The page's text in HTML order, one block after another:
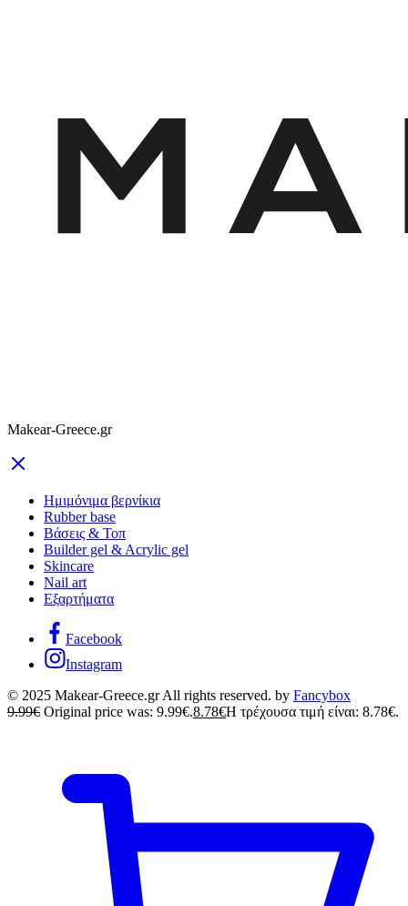
Makear-Greece.gr
Ημιμόνιμα βερνίκια
Rubber base
Βάσεις & Τοπ
Builder gel & Acrylic gel
Skincare
Nail art
Εξαρτήματα
Facebook
Instagram
© 2025 Makear-Greece.gr All rights reserved. by Fancybox
9.99€ Original price was: 9.99€.8.78€Η τρέχουσα τιμή είναι: 8.78€.